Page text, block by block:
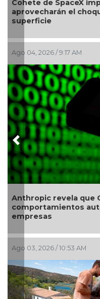
Cohete de SpaceX
aprovecharán el
superficie
Ago 04, 2026 / 9:17 AM
Anthropic revela que
comportamientos
empresas
Ago 03, 2026 / 10:53 AM
Previous